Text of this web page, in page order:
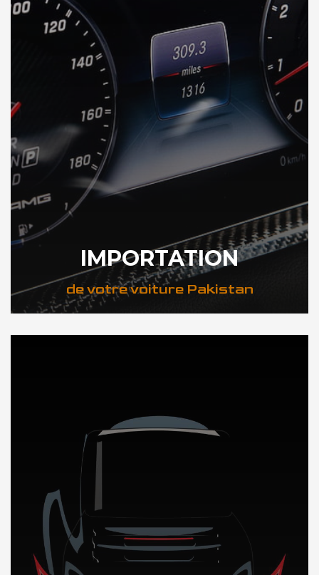
IMPORTATION
de votre voiture Pakistan
DÉCOUVREZ NOTRE IMPORTATION AUTO au Pakistan